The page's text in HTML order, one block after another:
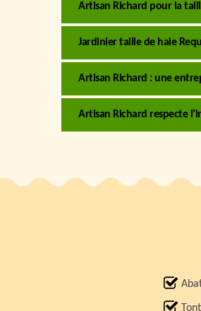
Artisan Richard pour la
Jardinier taille de haie
Artisan Richard : une
Artisan Richard respecte